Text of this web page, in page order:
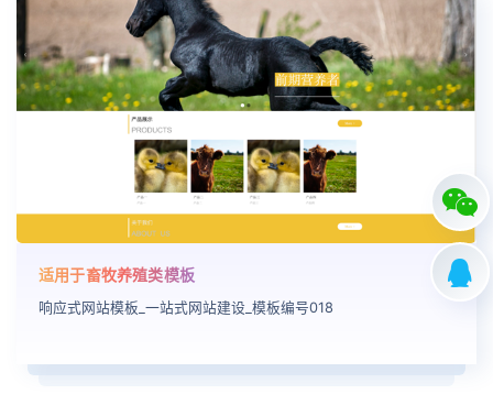
适用于畜牧养殖类模板
响应式网站模板_一站式网站建设_模板编号018